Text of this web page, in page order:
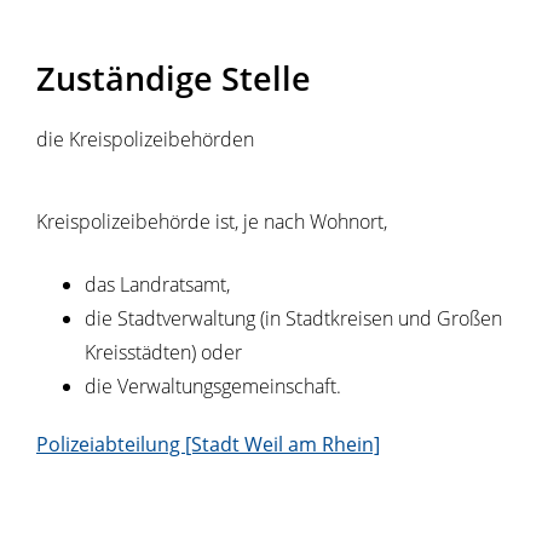
Zuständige Stelle
die Kreispolizeibehörden
Kreispolizeibehörde ist, je nach Wohnort,
das Landratsamt,
die Stadtverwaltung (in Stadtkreisen und Großen
Kreisstädten) oder
die Verwaltungsgemeinschaft.
Polizeiabteilung [Stadt Weil am Rhein]